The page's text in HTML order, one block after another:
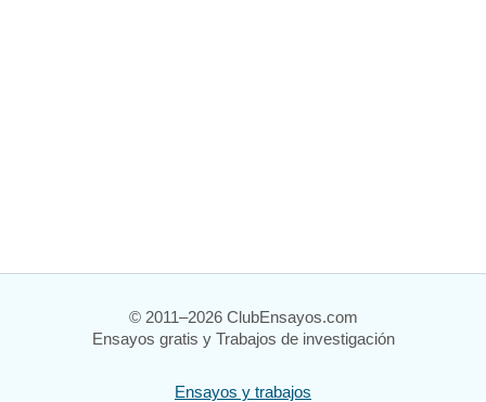
© 2011–2026 ClubEnsayos.com
Ensayos gratis y Trabajos de investigación
Ensayos y trabajos